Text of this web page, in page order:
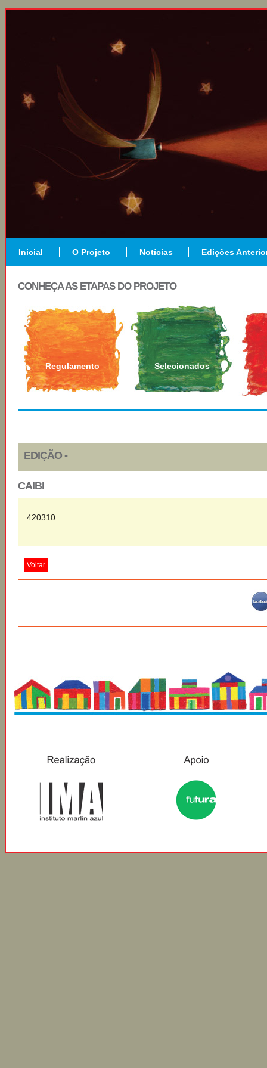
Inicial O Projeto Notícias Edições
CONHEÇA AS ETAPAS DO PROJETO
Regulamento Selecionados
EDIÇÃO -
CAIBI
420310
Voltar